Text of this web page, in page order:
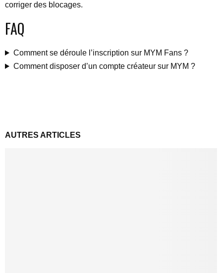
corriger des blocages.
FAQ
Comment se déroule l’inscription sur MYM Fans ?
Comment disposer d’un compte créateur sur MYM ?
AUTRES ARTICLES